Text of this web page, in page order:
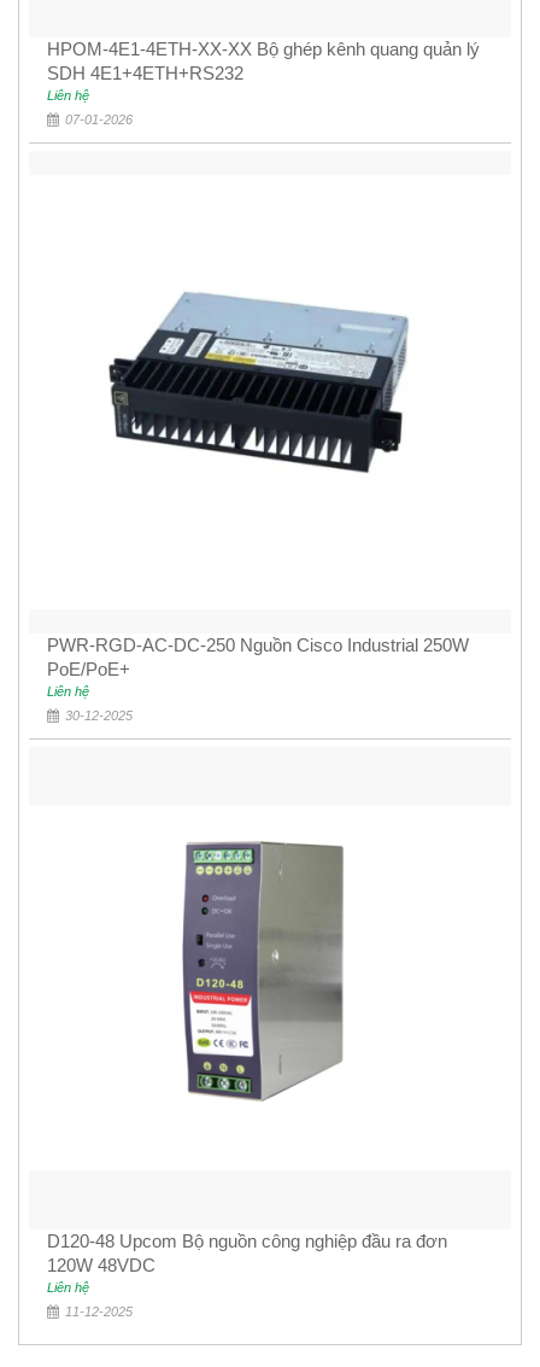
HPOM-4E1-4ETH-XX-XX Bộ ghép kênh quang quản lý
SDH 4E1+4ETH+RS232
Liên hệ
07-01-2026
PWR-RGD-AC-DC-250 Nguồn Cisco Industrial 250W
PoE/PoE+
Liên hệ
30-12-2025
D120-48 Upcom Bộ nguồn công nghiệp đầu ra đơn
120W 48VDC
Liên hệ
11-12-2025